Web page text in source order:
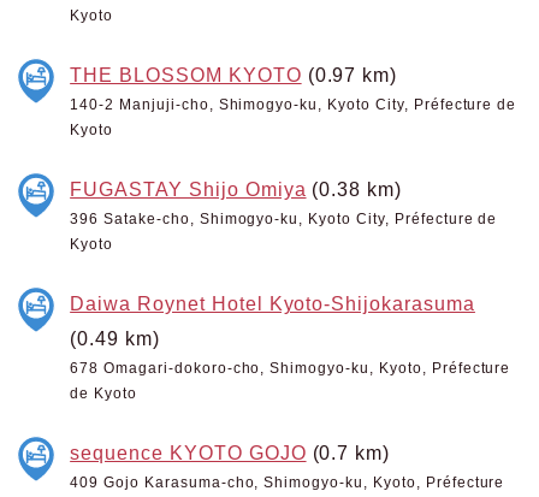
Kyoto
THE BLOSSOM KYOTO (0.97 km)
140-2 Manjuji-cho, Shimogyo-ku, Kyoto City, Préfecture de
Kyoto
FUGASTAY Shijo Omiya (0.38 km)
396 Satake-cho, Shimogyo-ku, Kyoto City, Préfecture de
Kyoto
Daiwa Roynet Hotel Kyoto-Shijokarasuma
(0.49 km)
678 Omagari-dokoro-cho, Shimogyo-ku, Kyoto, Préfecture
de Kyoto
sequence KYOTO GOJO (0.7 km)
409 Gojo Karasuma-cho, Shimogyo-ku, Kyoto, Préfecture